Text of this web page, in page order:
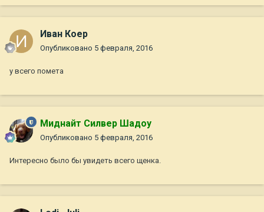
Иван Коер
Опубликовано 5 февраля, 2016
у всего помета
Миднайт Силвер Шадоу
Опубликовано 5 февраля, 2016
Интересно было бы увидеть всего щенка.